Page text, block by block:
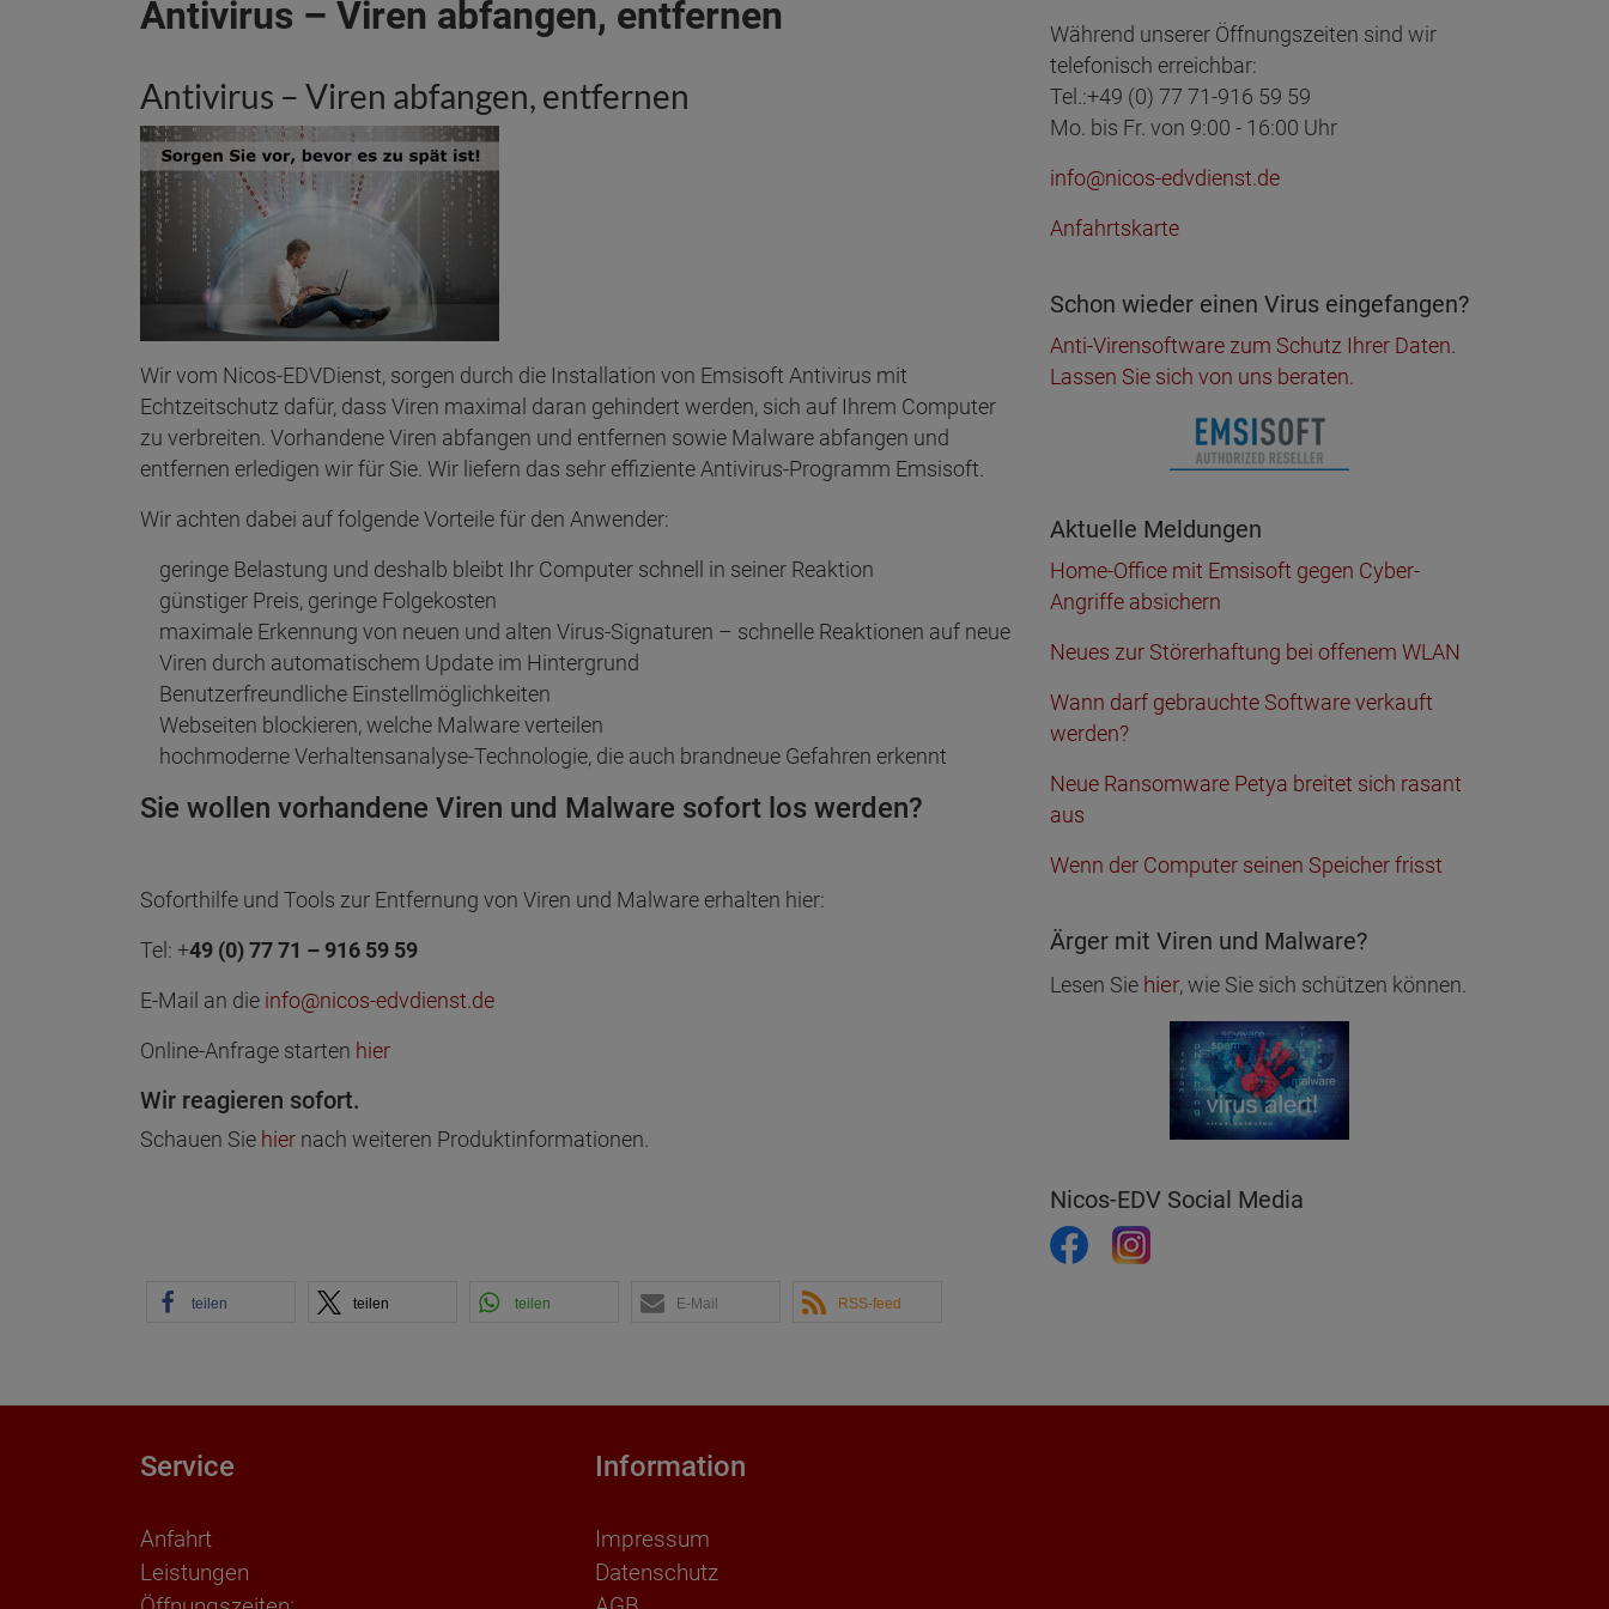
Antivirus – Viren abfangen, entfernen
Antivirus – Viren abfangen, entfernen
Wir vom Nicos-EDVDienst, sorgen durch die Installation von Emsisoft Antivirus mit
Echtzeitschutz dafür, dass Viren maximal daran gehindert werden, sich auf Ihrem Computer
zu verbreiten. Vorhandene Viren abfangen und entfernen sowie Malware abfangen und
entfernen erledigen wir für Sie. Wir liefern das sehr effiziente Antivirus-Programm Emsisoft.
Wir achten dabei auf folgende Vorteile für den Anwender:
geringe Belastung und deshalb bleibt Ihr Computer schnell in seiner Reaktion
günstiger Preis, geringe Folgekosten
maximale Erkennung von neuen und alten Virus-Signaturen – schnelle Reaktionen auf neue
Viren durch automatischem Update im Hintergrund
Benutzerfreundliche Einstellmöglichkeiten
Webseiten blockieren, welche Malware verteilen
hochmoderne Verhaltensanalyse-Technologie, die auch brandneue Gefahren erkennt
Sie wollen vorhandene Viren und Malware sofort los werden?
Soforthilfe und Tools zur Entfernung von Viren und Malware erhalten hier:
Tel: +49 (0) 77 71 – 916 59 59
E-Mail an die info@nicos-edvdienst.de
Online-Anfrage starten hier
Wir reagieren sofort.
Schauen Sie hier nach weiteren Produktinformationen.
teilen teilen teilen E-Mail RSS-feed
Während unserer Öffnungszeiten sind wir
telefonisch erreichbar:
Tel.:+49 (0) 77 71-916 59 59
Mo. bis Fr. von 9:00 - 16:00 Uhr
info@nicos-edvdienst.de
Anfahrtskarte
Schon wieder einen Virus eingefangen?
Anti-Virensoftware zum Schutz Ihrer Daten.
Lassen Sie sich von uns beraten.
Aktuelle Meldungen
Home-Office mit Emsisoft gegen Cyber-
Angriffe absichern
Neues zur Störerhaftung bei offenem WLAN
Wann darf gebrauchte Software verkauft
werden?
Neue Ransomware Petya breitet sich rasant
aus
Wenn der Computer seinen Speicher frisst
Ärger mit Viren und Malware?
Lesen Sie hier, wie Sie sich schützen können.
Nicos-EDV Social Media
Service
Anfahrt
Leistungen
Information
Impressum
Datenschutz